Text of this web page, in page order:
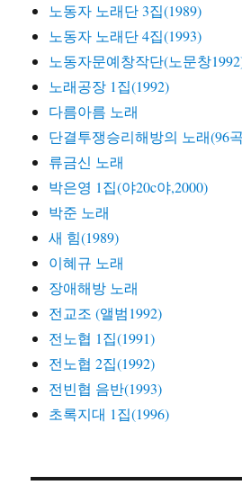
노동자 노래단 3집(1989)
노동자 노래단 4집(1993)
노동자문예창작단(노문창
노래공장 1집(1992)
다름아름 노래
단결투쟁승리해방의 노래(96
류금신 노래
박은영 1집(야20c야,2000)
박준 노래
새 힘(1989)
이혜규 노래
장애해방 노래
전교조 (앨범1992)
전노협 1집(1991)
전노협 2집(1992)
전빈협 음반(1993)
초록지대 1집(1996)